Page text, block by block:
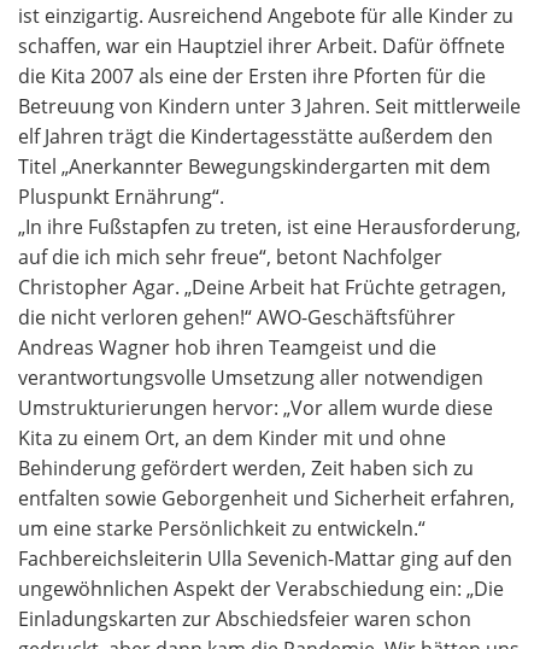
ist einzigartig. Ausreichend Angebote für alle Kinder zu
schaffen, war ein Hauptziel ihrer Arbeit. Dafür öffnete
die Kita 2007 als eine der Ersten ihre Pforten für die
Betreuung von Kindern unter 3 Jahren. Seit mittlerweile
elf Jahren trägt die Kindertagesstätte außerdem den
Titel „Anerkannter Bewegungskindergarten mit dem
Pluspunkt Ernährung“.
„In ihre Fußstapfen zu treten, ist eine Herausforderung,
auf die ich mich sehr freue“, betont Nachfolger
Christopher Agar. „Deine Arbeit hat Früchte getragen,
die nicht verloren gehen!“ AWO-Geschäftsführer
Andreas Wagner hob ihren Teamgeist und die
verantwortungsvolle Umsetzung aller notwendigen
Umstrukturierungen hervor: „Vor allem wurde diese
Kita zu einem Ort, an dem Kinder mit und ohne
Behinderung gefördert werden, Zeit haben sich zu
entfalten sowie Geborgenheit und Sicherheit erfahren,
um eine starke Persönlichkeit zu entwickeln.“
Fachbereichsleiterin Ulla Sevenich-Mattar ging auf den
ungewöhnlichen Aspekt der Verabschiedung ein: „Die
Einladungskarten zur Abschiedsfeier waren schon